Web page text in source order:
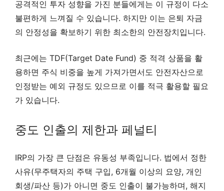
공격적인 투자 성향을 가진 분들에게는 이 규정이 다소
불편하게 느껴질 수 있습니다. 하지만 이는 은퇴 자금
의 안정성을 확보하기 위한 최소한의 안전장치입니다.
최근에는 TDF(Target Date Fund) 중 적격 상품을 활
용하면 주식 비중을 높게 가져가면서도 안전자산으로
인정받는 예외 규정도 있으므로 이를 적극 활용할 필요
가 있습니다.
중도 인출의 제한과 페널티
IRP의 가장 큰 단점은 유동성 부족입니다. 법에서 정한
사유(무주택자의 주택 구입, 6개월 이상의 요양, 개인
회생/파산 등)가 아니면 중도 인출이 불가능하며, 해지